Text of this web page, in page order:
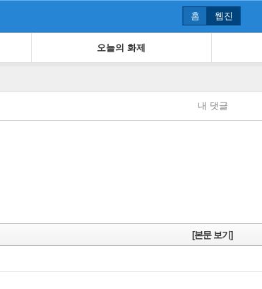
홈 웹진
오늘의 화제
내 댓글
[본문 보기]